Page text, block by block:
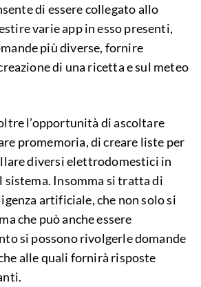
di essere collegato allo
varie app in esso presenti,
più diverse, fornire
di una ricetta e sul meteo
l’opportunità di ascoltare
promemoria, di creare liste per
diversi elettrodomestici in
sistema. Insomma si tratta di
artificiale, che non solo si
che può anche essere
si possono rivolgerle domande
alle quali fornirà risposte